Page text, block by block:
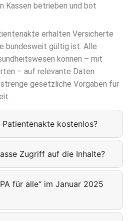
Kassen betrieben und bot
erhalten Versicherte
bundesweit gültig ist. Alle
können – mit
– auf relevante Daten
gesetzliche Vorgaben für
kostenlos?
Zugriff auf die Inhalte?
für alle“ im Januar 2025